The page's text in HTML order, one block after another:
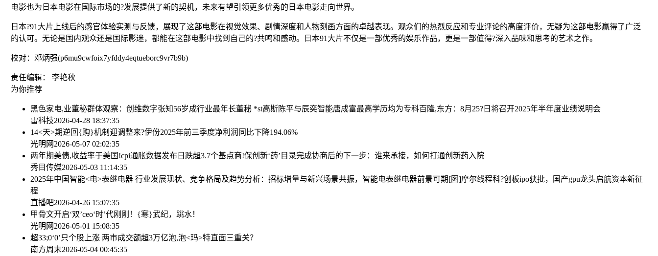
电影也为日本电影在国际市场的?发展提供了新的契机，未来有望引领更多优秀的日本电影走向世界。
日本?91大片上线后的感官体验实测与反馈，展现了这部电影在视觉效果、剧情深度和人物刻画方面的卓越表现。观众们的热烈反应和专业评论的高度评价，无疑为这部电影赢得了广泛
的认可。无论是国内观众还是国际影迷，都能在这部电影中找到自己的?共鸣和感动。日本91大片不仅是一部优秀的娱乐作品，更是一部值得?深入品味和思考的艺术之作。
校对：邓炳强(p6mu9cwfoix7yfddy4eqtueborc9vr7b9b)
责任编辑： 李艳秋
为你推荐
黑色家电,业董秘群体观察：创维数字张知56岁成行业最年长董秘 *st高斯陈平与辰奕智能唐成富最高学历均为专科百隆,东方：8月25?日将召开2025年半年度业绩说明会
雷科技2026-04-28 18:37:35
14<天>期逆回{购}机制迎调整来?伊份2025年前三季度净利润同比下降194.06%
光明网 2026-05-07 02:02:35
两年期美债,收益率于美国!cpi通胀数据发布日跌超3.7个基点商!保创新‘药’目录完成协商后的下一步：谁来承接，如何打通创新药入院
秀目传媒2026-05-03 11:14:35
2025年中国智能<电>表继电器 行业发展现状、竞争格局及趋势分析：招标增量与新兴场景共振，智能电表继电器前景可期[图]摩尔线程科?创板ipo获批，国产gpu龙头启航资本新征
程
直播吧2026-04-26 15:07:35
甲骨文开启‘双’ceo‘时’代刚刚！{寒}武纪，跳水！
光明网 2026-05-01 15:08:35
超33;0‘0’只个股上涨 两市成交额超3万亿泡,泡<玛>特直面三重关？
南方周末2026-05-04 00:45:35